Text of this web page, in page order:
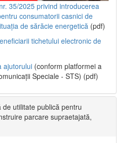
35/2025 privind introducerea
consumatorii casnici de
de sărăcie energetică (pdf)
tichetului electronic de
ajutorului (conform platformei a
Speciale - STS) (pdf)
utilitate publică pentru
parcare supraetajată,